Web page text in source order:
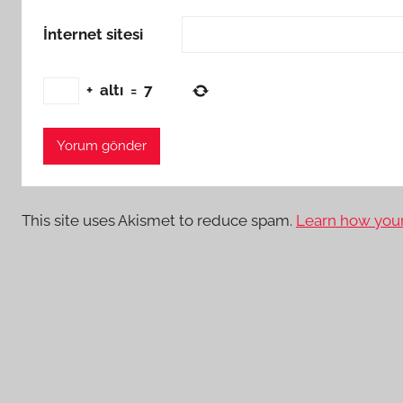
İnternet sitesi
+ altı = 7
This site uses Akismet to reduce spam. Learn how